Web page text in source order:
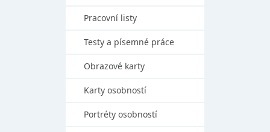
Pracovní listy
Testy a písemné práce
Obrazové karty
Karty osobností
Portréty osobností